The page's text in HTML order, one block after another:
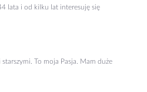
lata i od kilku lat interesuję się
To moja Pasja. Mam duże